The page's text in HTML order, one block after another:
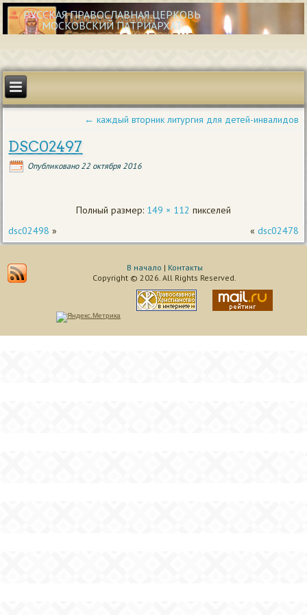
РУССКАЯ ПРАВОСЛАВНАЯ ЦЕРКОВЬ
МОСКОВСКИЙ ПАТРИАРХАТ
← каждый вторник литургия для детей-инвалидов
DSC02497
Опубликовано 22 октября 2016
Полный размер: 149 × 112 пикселей
dsc02498 » « dsc02478
В начало | Контакты
Copyright © 2026. All Rights Reserved.